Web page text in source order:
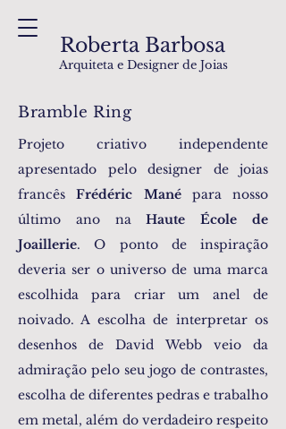
Roberta Barbosa
Arquiteta e Designer de Joias
Bramble Ring
Projeto criativo independente
apresentado pelo designer de joias
francêsFrédéric Mané para nosso
último ano naHaute École de
Joaillerie. O ponto de inspiração
deveria ser o universo de uma marca
escolhida para criar um anel de
noivado. A escolha de interpretar os
desenhos de David Webb veio da
admiração pelo seu jogo de contrastes,
escolha de diferentes pedras e trabalho
em metal, além do verdadeiro respeito